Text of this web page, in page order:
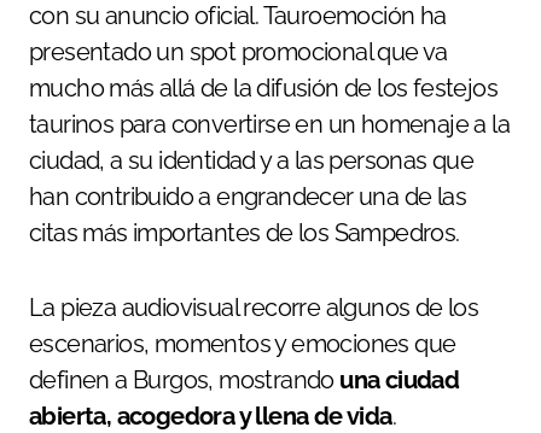
con su anuncio oficial. Tauroemoción ha
presentado un spot promocional que va
mucho más allá de la difusión de los festejos
taurinos para convertirse en un homenaje a la
ciudad, a su identidad y a las personas que
han contribuido a engrandecer una de las
citas más importantes de los Sampedros.
La pieza audiovisual recorre algunos de los
escenarios, momentos y emociones que
definen a Burgos, mostrando una ciudad
abierta, acogedora y llena de vida.